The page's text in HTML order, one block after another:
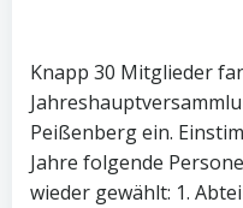
Knapp 30 Mitglieder
Peißenberg ein.
Jahre folgende
wieder gewählt: 1.